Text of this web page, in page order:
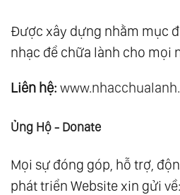
Được xây dựng nhằm mục
nhạc để chữa lành cho mọi
Liên hệ:
Ủng Hộ - Donate
Mọi sự đóng góp, hỗ trợ,
phát triển Website xin gửi về: